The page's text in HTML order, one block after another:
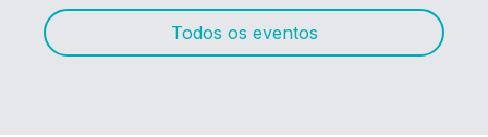
Todos os eventos